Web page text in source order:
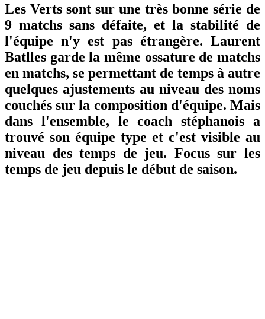
Les Verts sont sur une très bonne série de
9 matchs sans défaite, et la stabilité de
l'équipe n'y est pas étrangère. Laurent
Batlles garde la même ossature de matchs
en matchs, se permettant de temps à autre
quelques ajustements au niveau des noms
couchés sur la composition d'équipe. Mais
dans l'ensemble, le coach stéphanois a
trouvé son équipe type et c'est visible au
niveau des temps de jeu. Focus sur les
temps de jeu depuis le début de saison.